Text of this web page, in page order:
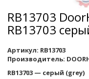
RB13703
RB13703
Артикул: RB13703
Производитель:
RB13703 — серый (grey)